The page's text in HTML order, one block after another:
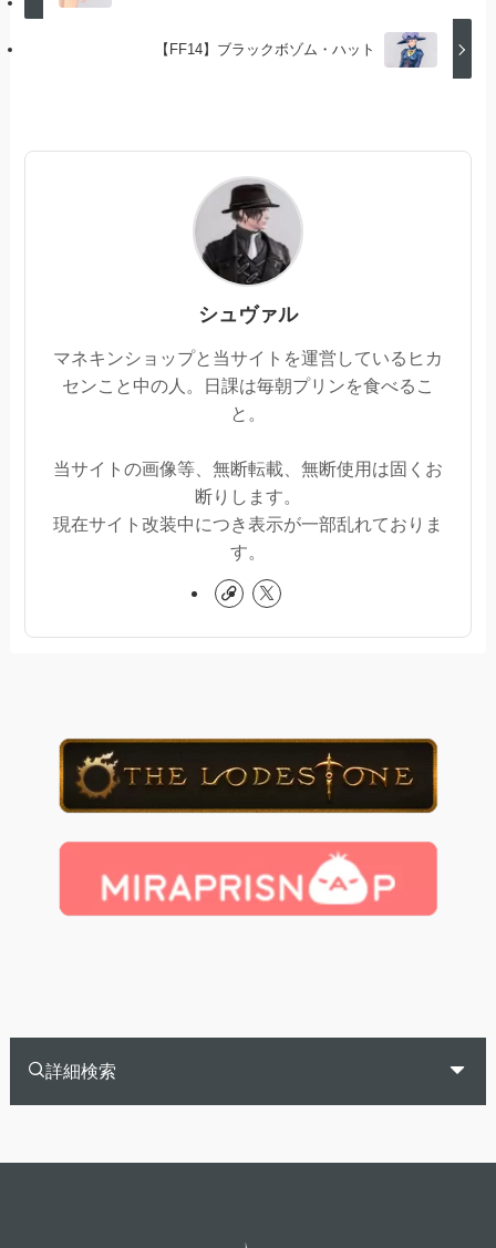
【FF14】ブラックボゾム・ハット
シュヴァル
マネキンショップと当サイトを運営しているヒカ
センこと中の人。日課は毎朝プリンを食べるこ
と。
当サイトの画像等、無断転載、無断使用は固くお
断りします。
現在サイト改装中につき表示が一部乱れておりま
す。
詳細検索